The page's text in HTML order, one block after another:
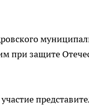
при защите